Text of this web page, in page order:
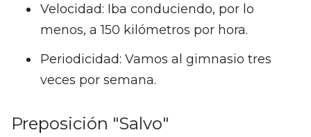
Velocidad: Iba conduciendo, por lo
menos, a 150 kilómetros por hora.
Periodicidad: Vamos al gimnasio tres
veces por semana.
Preposición "Salvo"